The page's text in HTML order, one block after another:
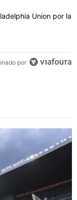
de Cruz Azul
Union por la
por